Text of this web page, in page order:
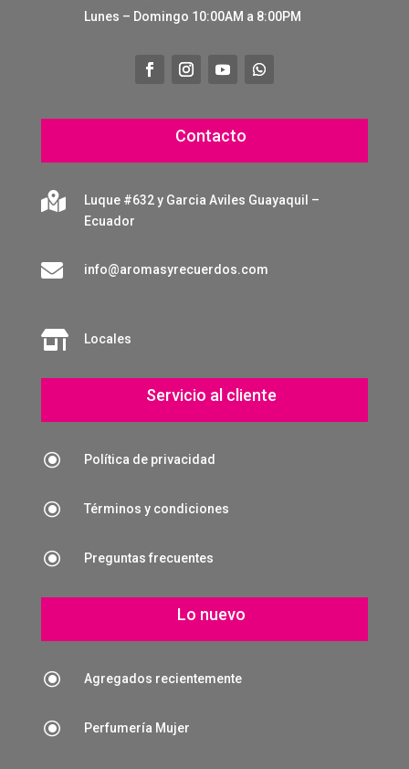
Lunes – Domingo 10:00AM a 8:00PM
Contacto

Luque #632 y Garcia Aviles Guayaquil –
Ecuador
 info@aromasyrecuerdos.com
 Locales
Servicio al cliente
\ Política de privacidad
\ Términos y condiciones
\ Preguntas frecuentes
Lo nuevo
\ Agregados recientemente
\ Perfumería Mujer